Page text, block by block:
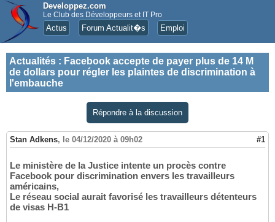
Developpez.com
Le Club des Développeurs et IT Pro
Actus Forum Actualit�s Emploi
Actualités : Facebook accepte de payer plus de 14 M
de dollars pour régler les plaintes de discrimination à
l'embauche
Répondre à la discussion
Stan Adkens, le 04/12/2020 à 09h02 #1
Le ministère de la Justice intente un procès contre
Facebook pour discrimination envers les travailleurs
américains,
Le réseau social aurait favorisé les travailleurs détenteurs
de visas H-B1